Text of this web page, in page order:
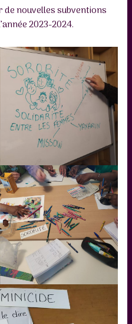
nouvelles subventions
2023-2024.